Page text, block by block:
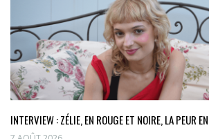
INTERVIEW : ZÉLIE, EN ROUGE ET NOIRE, LA PEUR